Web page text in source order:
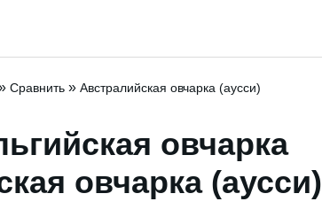
Сравнить » Австралийская овчарка (аусси)
овчарка
овчарка (аусси)